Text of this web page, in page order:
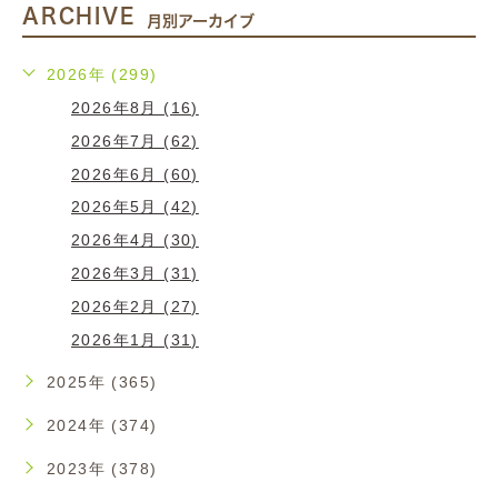
ARCHIVE 月別アーカイブ
2026年 (299)
2026年8月 (16)
2026年7月 (62)
2026年6月 (60)
2026年5月 (42)
2026年4月 (30)
2026年3月 (31)
2026年2月 (27)
2026年1月 (31)
2025年 (365)
2024年 (374)
2023年 (378)